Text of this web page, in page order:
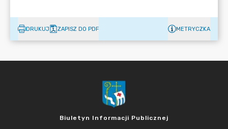
DRUKUJ ZAPISZ DO PDF METRYCZKA
Biuletyn Informacji Publicznej